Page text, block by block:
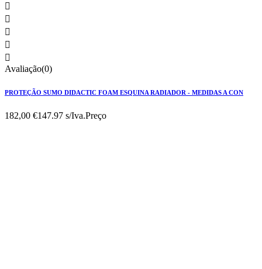





Avaliação(0)
PROTEÇÃO SUMO DIDACTIC FOAM ESQUINA RADIADOR - MEDIDAS A CON
182,00 €147.97 s/Iva.Preço